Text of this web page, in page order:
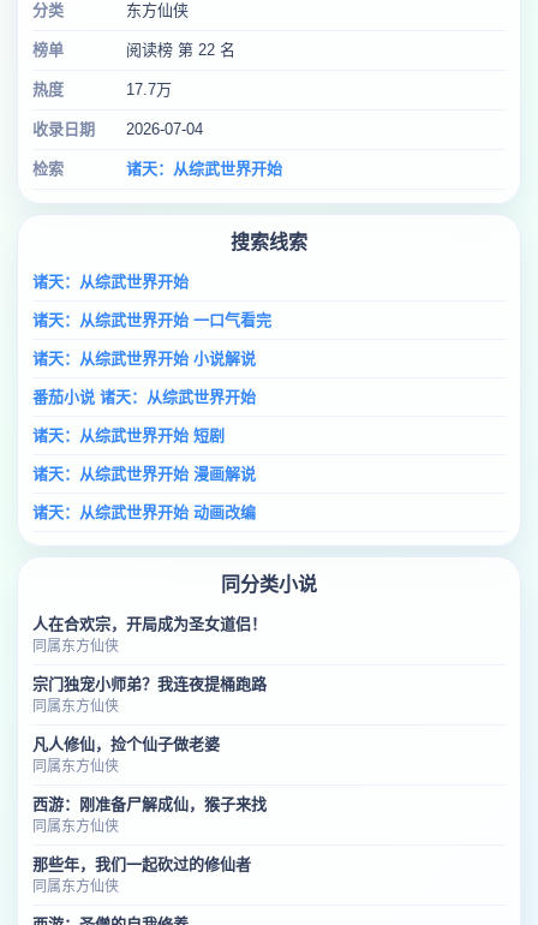
分类 东方仙侠
榜单 阅读榜 第 22 名
热度 17.7万
收录日期 2026-07-04
检索 诸天：从综武世界开始
搜索线索
诸天：从综武世界开始
诸天：从综武世界开始 一口气看完
诸天：从综武世界开始 小说解说
番茄小说 诸天：从综武世界开始
诸天：从综武世界开始 短剧
诸天：从综武世界开始 漫画解说
诸天：从综武世界开始 动画改编
同分类小说
人在合欢宗，开局成为圣女道侣！
同属东方仙侠
宗门独宠小师弟？我连夜提桶跑路
同属东方仙侠
凡人修仙，捡个仙子做老婆
同属东方仙侠
西游：刚准备尸解成仙，猴子来找
同属东方仙侠
那些年，我们一起砍过的修仙者
同属东方仙侠